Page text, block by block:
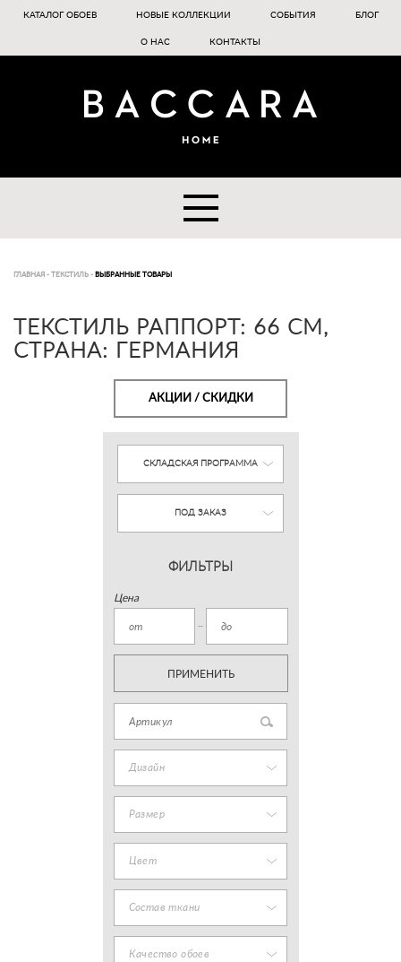
КАТАЛОГ ОБОЕВ НОВЫЕ КОЛЛЕКЦИИ СОБЫТИЯ БЛОГ
О НАС КОНТАКТЫ
ГЛАВНАЯ - ТЕКСТИЛЬ - ВЫБРАННЫЕ ТОВАРЫ
ТЕКСТИЛЬ РАППОРТ: 66 СМ,
СТРАНА: ГЕРМАНИЯ
АКЦИИ / СКИДКИ
СКЛАДСКАЯ ПРОГРАММА
ПОД ЗАКАЗ
ФИЛЬТРЫ
Цена
ПРИМЕНИТЬ
Дизайн
Размер
Цвет
Состав ткани
Качество обоев